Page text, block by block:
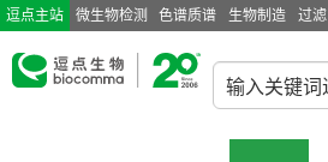
逗点主站 微生物检测 色谱质谱 生物制造 过滤